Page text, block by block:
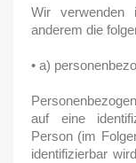
Wir verwenden
anderem die
• a)
auf eine
Person (im
identifizierbar